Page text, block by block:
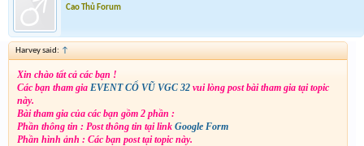
Cao Thủ Forum
Harvey said: ↑
Xin chào tất cả các bạn !
Các bạn tham gia EVENT CỔ VŨ VGC 32 vui lòng post bài tham gia tại topic
này.
Bài tham gia của các bạn gồm 2 phần :
Phần thông tin : Post thông tin tại link Google Form
Phần hình ảnh : Các bạn post tại topic này.